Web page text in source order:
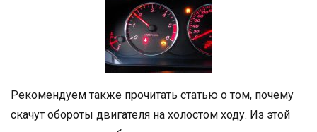
Рекомендуем также прочитать статью о том, почему
скачут обороты двигателя на холостом ходу. Из этой